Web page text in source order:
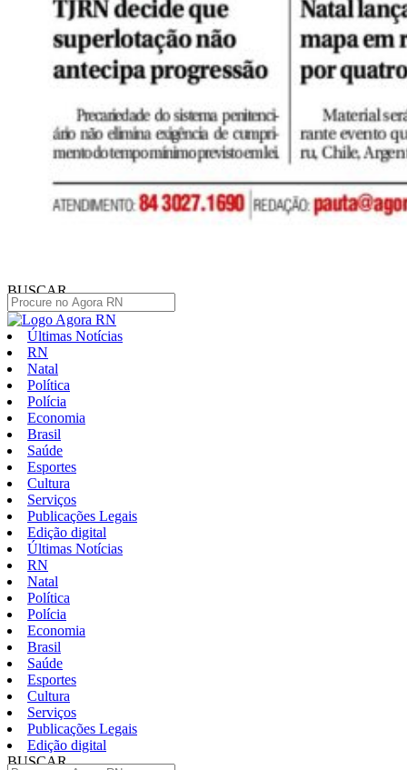
BUSCAR
Últimas Notícias
RN
Natal
Política
Polícia
Economia
Brasil
Saúde
Esportes
Cultura
Serviços
Publicações Legais
Edição digital
Últimas Notícias
RN
Natal
Política
Polícia
Economia
Brasil
Saúde
Esportes
Cultura
Serviços
Publicações Legais
Edição digital
BUSCAR